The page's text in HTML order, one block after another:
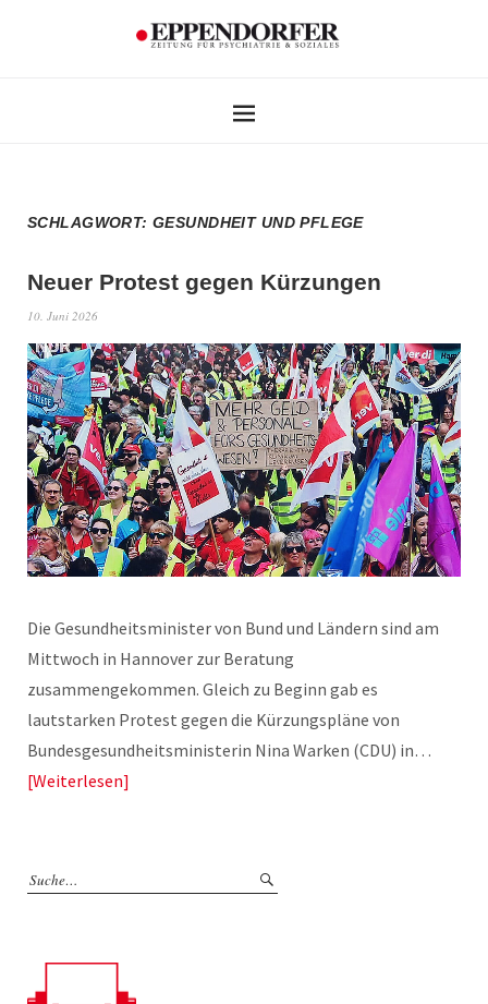
SCHLAGWORT:GESUNDHEIT UND PFLEGE
Neuer Protest gegen Kürzungen
10. Juni 2026
Die Gesundheitsminister von Bund und Ländern sind am
Mittwoch in Hannover zur Beratung
zusammengekommen. Gleich zu Beginn gab es
lautstarken Protest gegen die Kürzungspläne von
Bundesgesundheitsministerin Nina Warken (CDU) in…
Weiterlesen